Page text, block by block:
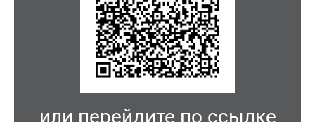
или перейдите по ссылке